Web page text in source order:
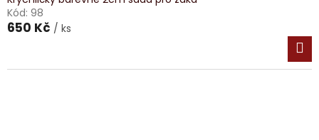
Kód: 98
650 Kč / ks